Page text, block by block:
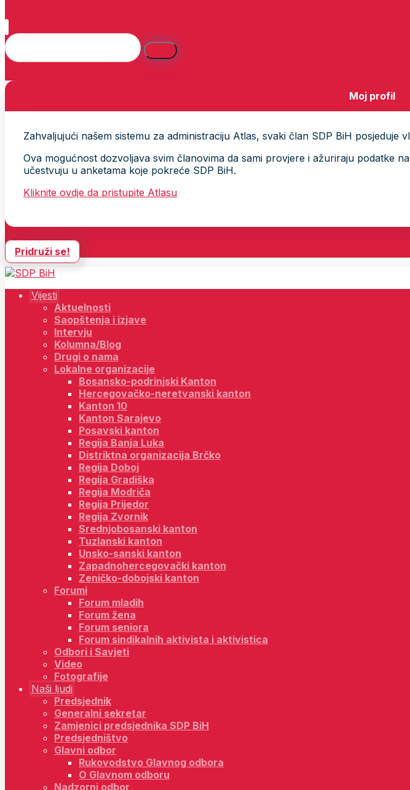
Moj profil
Zahvaljujući našem sistemu za administraciju Atlas, svaki član SDP BiH posjeduje
Ova mogućnost dozvoljava svim članovima da sami provjere i ažuriraju podatke
učestvuju u anketama koje pokreće SDP BiH.
Kliknite ovdje da pristupite Atlasu
Pridruži se!
Vijesti
Aktuelnosti
Saopštenja i izjave
Intervju
Kolumna/Blog
Drugi o nama
Lokalne organizacije
Bosansko-podrinjski Kanton
Hercegovačko-neretvanski kanton
Kanton 10
Kanton Sarajevo
Posavski kanton
Regija Banja Luka
Distriktna organizacija Brčko
Regija Doboj
Regija Gradiška
Regija Modriča
Regija Prijedor
Regija Zvornik
Srednjobosanski kanton
Tuzlanski kanton
Unsko-sanski kanton
Zapadnohercegovački kanton
Zeničko-dobojski kanton
Forumi
Forum mladih
Forum žena
Forum seniora
Forum sindikalnih aktivista i aktivistica
Odbori i Savjeti
Video
Fotografije
Naši ljudi
Predsjednik
Generalni sekretar
Zamjenici predsjednika SDP BiH
Predsjedništvo
Glavni odbor
Rukovodstvo Glavnog odbora
O Glavnom odboru
Nadzorni odbor